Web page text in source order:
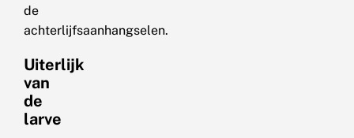
de
achterlijfsaanhangselen.
Uiterlijk
van
de
larve